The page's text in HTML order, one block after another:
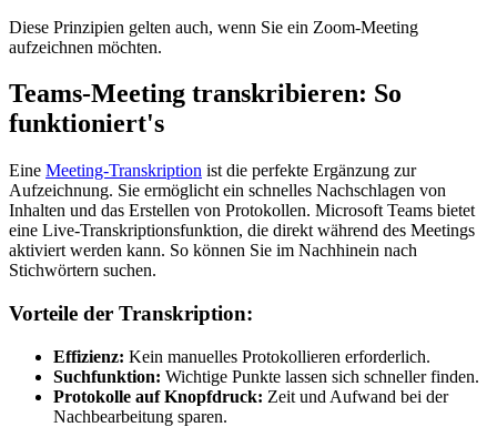
Diese Prinzipien gelten auch, wenn Sie ein Zoom-Meeting
aufzeichnen möchten.
Teams-Meeting transkribieren: So
funktioniert's
Eine Meeting-Transkription ist die perfekte Ergänzung zur
Aufzeichnung. Sie ermöglicht ein schnelles Nachschlagen von
Inhalten und das Erstellen von Protokollen. Microsoft Teams bietet
eine Live-Transkriptionsfunktion, die direkt während des Meetings
aktiviert werden kann. So können Sie im Nachhinein nach
Stichwörtern suchen.
Vorteile der Transkription:
Effizienz: Kein manuelles Protokollieren erforderlich.
Suchfunktion: Wichtige Punkte lassen sich schneller finden.
Protokolle auf Knopfdruck: Zeit und Aufwand bei der
Nachbearbeitung sparen.